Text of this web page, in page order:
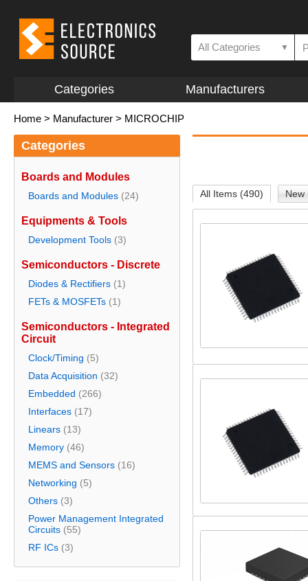
All Categories ▼
Categories Manufacturers
Home > Manufacturer > MICROCHIP
Categories
Boards and Modules
Boards and Modules (24)
Equipments & Tools
Development Tools (3)
Semiconductors - Discrete
Diodes & Rectifiers (1)
FETs & MOSFETs (1)
Semiconductors - Integrated
Circuit
Clock/Timing (5)
Data Acquisition (32)
Embedded (266)
Interfaces (17)
Linears (13)
Memory (46)
MEMS and Sensors (16)
Networking (5)
Others (3)
Power Management Integrated
Circuits (55)
RF ICs (3)
All Items (490) New